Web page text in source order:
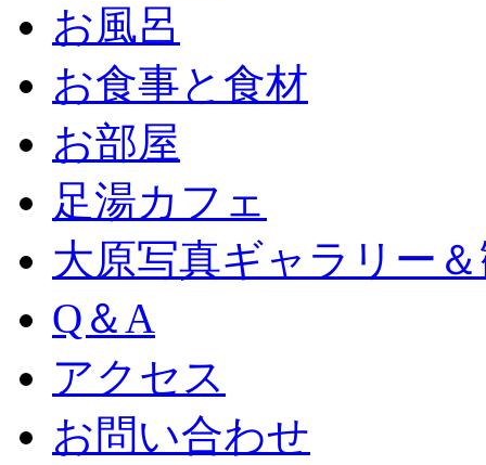
お風呂
お食事と食材
お部屋
足湯カフェ
大原写真ギャラリー
Q＆A
アクセス
お問い合わせ